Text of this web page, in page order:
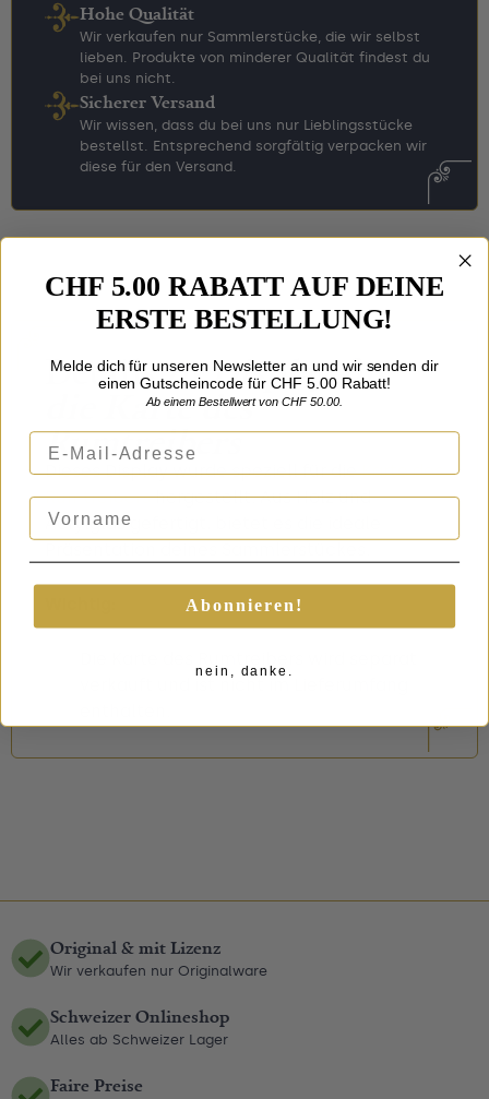
Hohe Qualität
Wir verkaufen nur Sammlerstücke, die wir selbst
lieben. Produkte von minderer Qualität findest du
bei uns nicht.
Sicherer Versand
Wir wissen, dass du bei uns nur Lieblingsstücke
bestellst. Entsprechend sorgfältig verpacken wir
diese für den Versand.
Details zuDisplay für
die Karte des
Rumtreibers
Dieses Display wurde speziell für dieKarte des
Rumtreibershergestellt. Aus Holz und
Acrylglas gefertigt, bietet es die ideale
verkauft und ist nicht im Lieferumfang
Original & mit Lizenz
Wir verkaufen nur Originalware
Schweizer Onlineshop
Alles ab Schweizer Lager
Faire Preise
CHF 5.00 RABATT AUF DEINE
ERSTE BESTELLUNG!
Melde dich für unseren Newsletter an und wir senden dir
einen Gutscheincode für CHF 5.00 Rabatt!
Ab einem Bestellwert von CHF 50.00.
E-Mail-Adresse
Vorname
Abonnieren!
nein, danke.